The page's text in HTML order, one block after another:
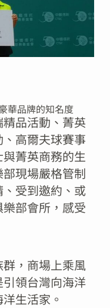
華品牌的知名度
品活動、菁英
高爾夫球賽事
菁英商務的生
現場嚴格管制
受到邀約、或
部會所，感受
，商場上乘風
領台灣向海洋
生活家。